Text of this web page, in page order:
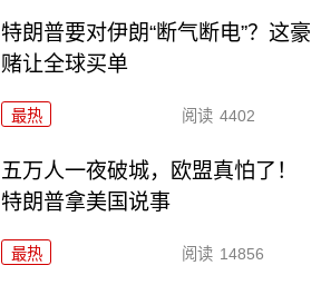
特朗普要对伊朗“断气断电”？这豪
赌让全球买单
最热 阅读 4402
五万人一夜破城，欧盟真怕了！
特朗普拿美国说事
最热 阅读 14856